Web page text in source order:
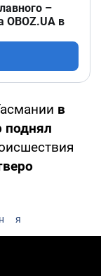
–
OBOZ.UA в
в
поднял